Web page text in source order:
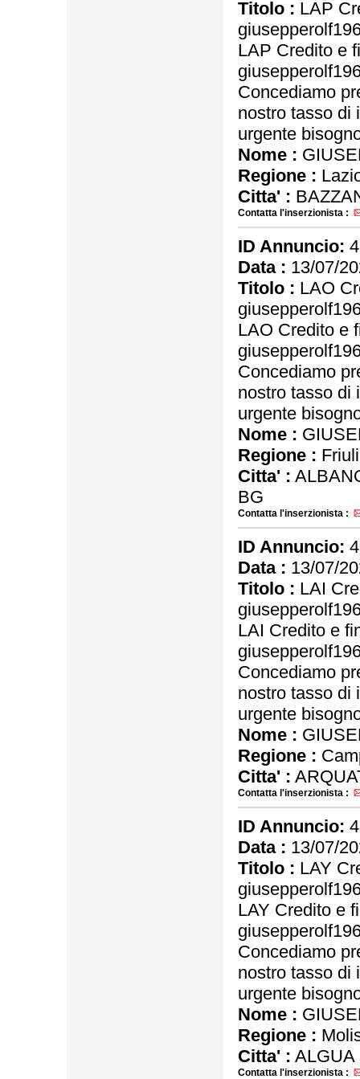
Titolo : LAP
LAP Credito e
Concediamo
nostro tasso di
urgente
Nome :
Regione :
Citta' :
Contatta l'inserzionista :
ID Annuncio:
Data : 13/07/
Titolo : LAO
LAO Credito e
Concediamo
nostro tasso di
urgente
Nome :
Regione :
Citta' :
BG
Contatta l'inserzionista :
ID Annuncio:
Data : 13/07/
Titolo : LAI
LAI Credito e
Concediamo
nostro tasso di
urgente
Nome :
Regione :
Citta' :
Contatta l'inserzionista :
ID Annuncio:
Data : 13/07/
Titolo : LAY
LAY Credito e
Concediamo
nostro tasso di
urgente
Nome :
Regione :
Citta' :
Contatta l'inserzionista :